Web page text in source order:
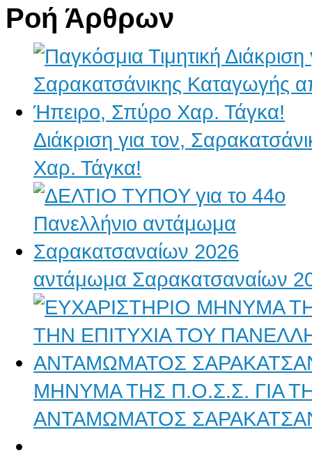
Ροή Άρθρων
Διάκριση για τον,
Χαρ. Τάγκα!
αντάμωμα Σαρακατσαναίων
ΜΗΝΥΜΑ ΤΗΣ Π.Ο.Σ.Σ. ΓΙΑ
ΑΝΤΑΜΩΜΑΤΟΣ